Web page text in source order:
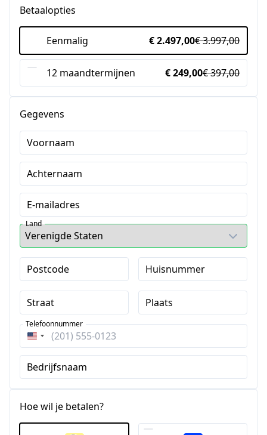
Betaalopties
Eenmalig € 2.497,00€ 3.997,00
12 maandtermijnen € 249,00€ 397,00
Gegevens
Voornaam
Achternaam
E-mailadres
Land
Postcode Huisnummer
Straat Plaats
Verenigde
Staten
+1
Telefoonnummer
Bedrijfsnaam
Hoe wil je betalen?